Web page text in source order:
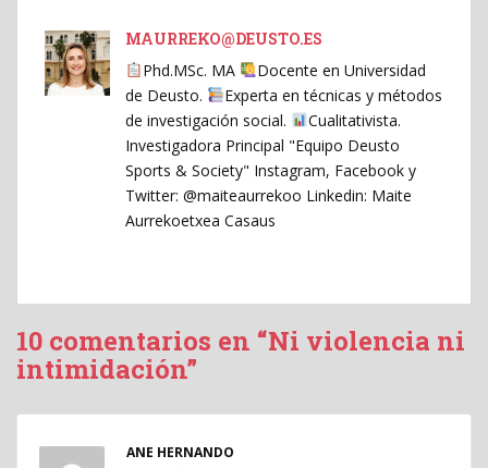
MAURREKO@DEUSTO.ES
Phd.MSc. MA
Docente en Universidad
de Deusto.
Experta en técnicas y métodos
de investigación social.
Cualitativista.
Investigadora Principal "Equipo Deusto
Sports & Society" Instagram, Facebook y
Twitter: @maiteaurrekoo Linkedin: Maite
Aurrekoetxea Casaus
10 comentarios en “Ni violencia ni
intimidación”
ANE HERNANDO